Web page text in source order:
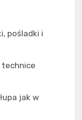
pośladki i
technice
jak w